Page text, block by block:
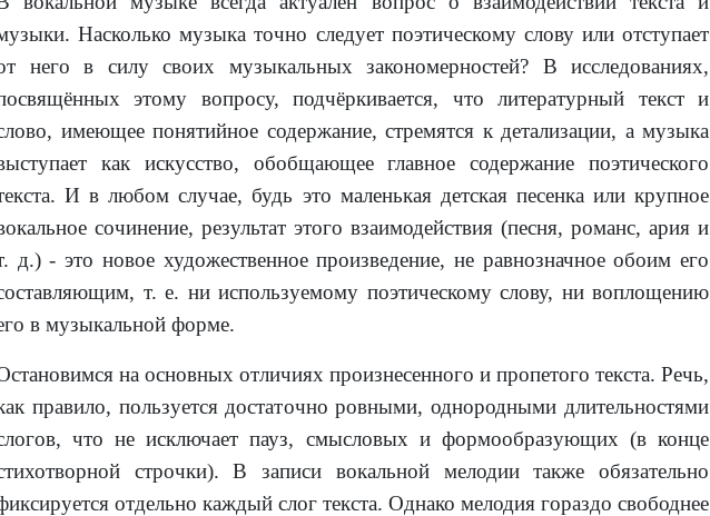
Насколько музыка точно следует поэтическому слову или отступает
него в силу своих музыкальных закономерностей? В исследованиях,
этому вопросу, подчёркивается, что литературный текст и
имеющее понятийное содержание, стремятся к детализации, а музыка
как искусство, обобщающее главное содержание поэтического
И в любом случае, будь это маленькая детская песенка или крупное
сочинение, результат этого взаимодействия (песня, романс, ария и
д.) - это новое художественное произведение, не равнозначное обоим его
т. е. ни используемому поэтическому слову, ни воплощению
в музыкальной форме.
на основных отличиях произнесенного и пропетого текста. Речь,
правило, пользуется достаточно ровными, однородными длительностями
что не исключает пауз, смысловых и формообразующих (в конце
строчки). В записи вокальной мелодии также обязательно
отдельно каждый слог текста. Однако мелодия гораздо свободнее